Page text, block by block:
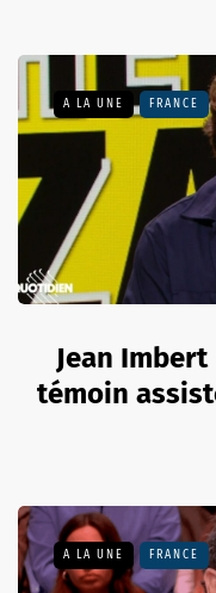
A LA UNE FRANCE
Jean
témoin
A LA UNE FRANCE